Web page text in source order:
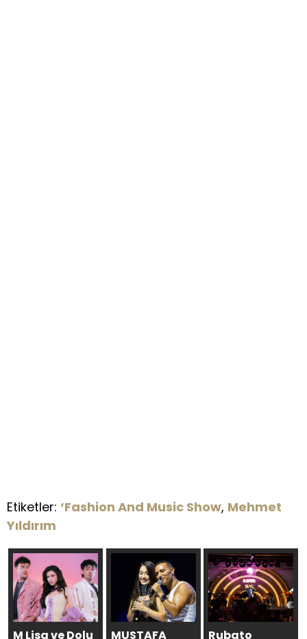
Etiketler: ‘Fashion And Music Show, Mehmet
Yıldırım
M Lisa ve Dolu
MUSTAFA
Rubato